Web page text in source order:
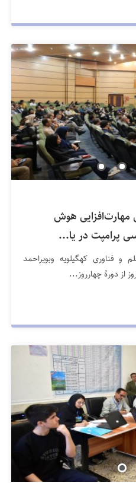
هوش
پرامپت در یا...
و فناوری کهگیلویه وبویراحمد